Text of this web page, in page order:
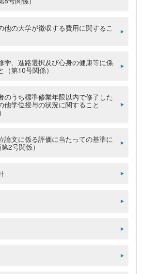
他の大学が徴収する費用に関するこ
学、進路選択及び心身の健康等に係
第10号関係）
のうち標準修業年限以内で修了した
他学位授与の状況に関すること
論文に係る評価に当たっての基準に
2号関係）